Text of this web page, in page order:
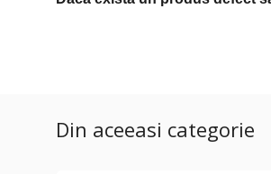
Din aceeasi categorie